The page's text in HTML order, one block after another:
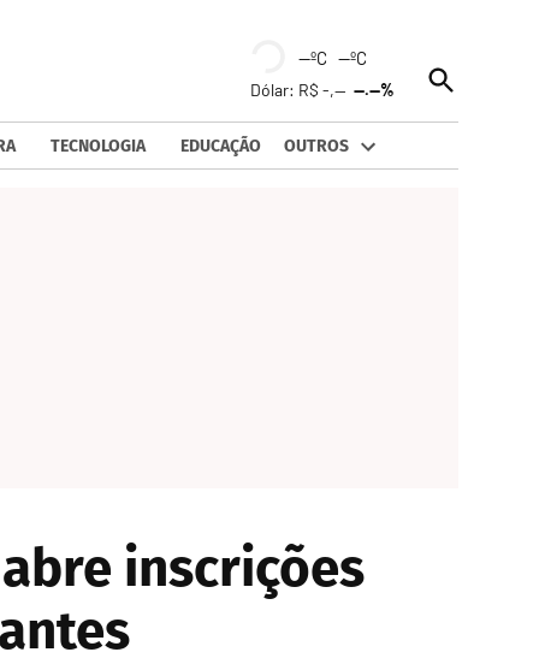
--ºC --ºC
Dólar: R$ -,----.--%
Open
Search
TECNOLOGIA EDUCAÇÃO OUTROS
inscrições